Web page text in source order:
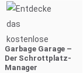
Garbage Garage –
Der Schrottplatz-
Manager